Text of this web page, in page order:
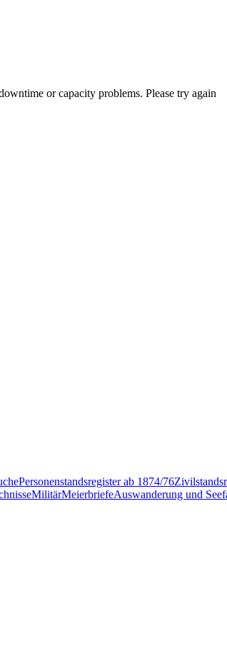
Personenstandsregister ab 1874/76
MilitärMeierbriefeAuswanderung und